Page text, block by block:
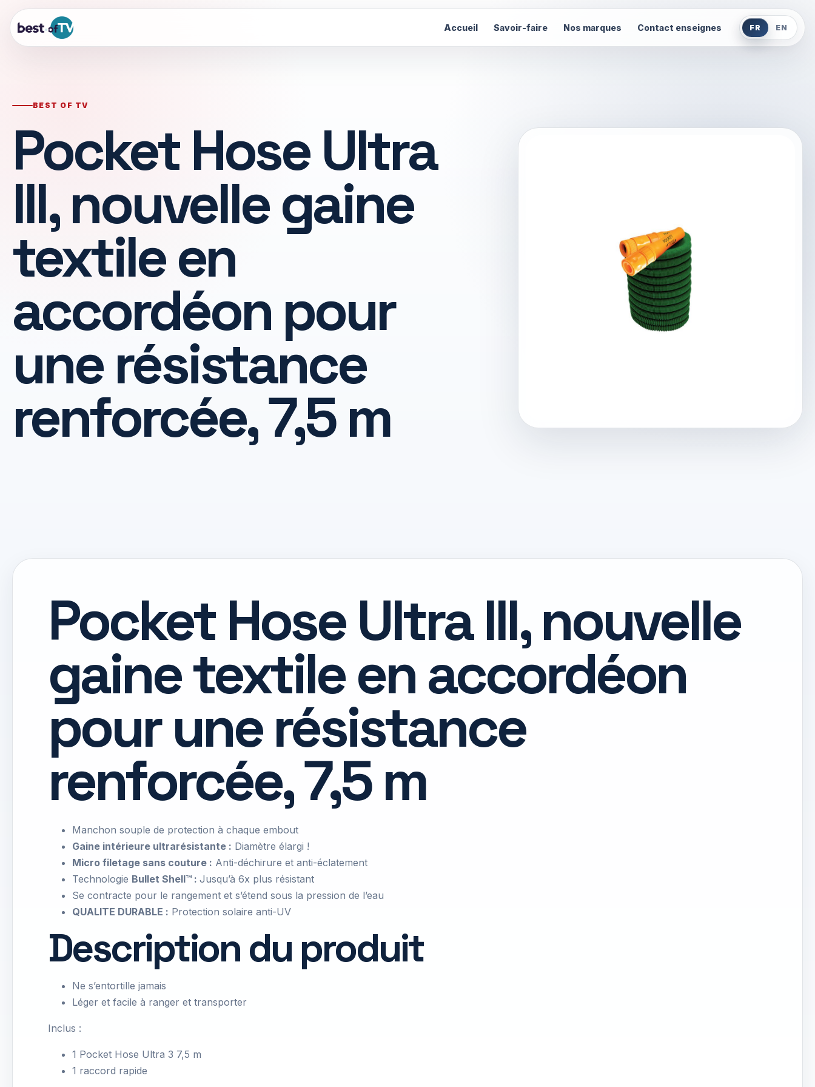
Accueil Savoir-faire Nos marques Contact enseignes FR EN
BEST OF TV
Pocket Hose Ultra
III, nouvelle gaine
textile en
accordéon pour
une résistance
renforcée, 7,5 m
Pocket Hose Ultra III, nouvelle
gaine textile en accordéon
pour une résistance
renforcée, 7,5 m
Manchon souple de protection à chaque embout
Gaine intérieure ultrarésistante : Diamètre élargi !
Micro filetage sans couture : Anti-déchirure et anti-éclatement
Technologie Bullet Shell™ : Jusqu’à 6x plus résistant
Se contracte pour le rangement et s’étend sous la pression de l’eau
QUALITE DURABLE : Protection solaire anti-UV
Description du produit
Ne s’entortille jamais
Léger et facile à ranger et transporter
Inclus :
1 Pocket Hose Ultra 3 7,5 m
1 raccord rapide